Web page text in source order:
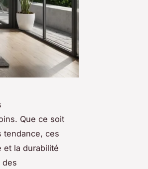
Que ce soit
tendance, ces
et la durabilité
des